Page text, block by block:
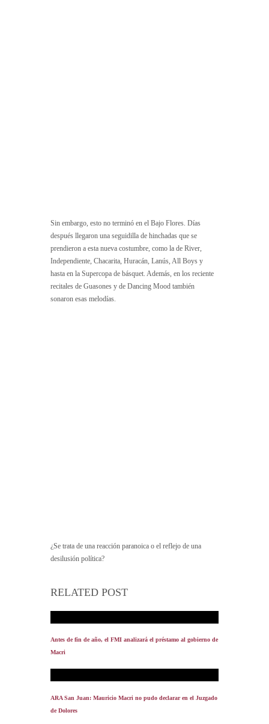
Sin embargo, esto no terminó en el Bajo Flores. Días
después llegaron una seguidilla de hinchadas que se
prendieron a esta nueva costumbre, como la de River,
Independiente, Chacarita, Huracán, Lanús, All Boys y
hasta en la Supercopa de básquet. Además, en los reciente
recitales de Guasones y de Dancing Mood también
sonaron esas melodías.
¿Se trata de una reacción paranoica o el reflejo de una
desilusión política?
RELATED POST
Antes de fin de año, el FMI analizará el préstamo al gobierno de
Macri
ARA San Juan: Mauricio Macri no pudo declarar en el Juzgado
de Dolores